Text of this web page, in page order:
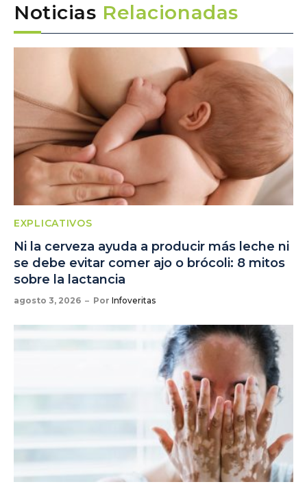
Noticias Relacionadas
EXPLICATIVOS
Ni la cerveza ayuda a producir más leche ni
se debe evitar comer ajo o brócoli: 8 mitos
sobre la lactancia
agosto 3, 2026 Por Infoveritas